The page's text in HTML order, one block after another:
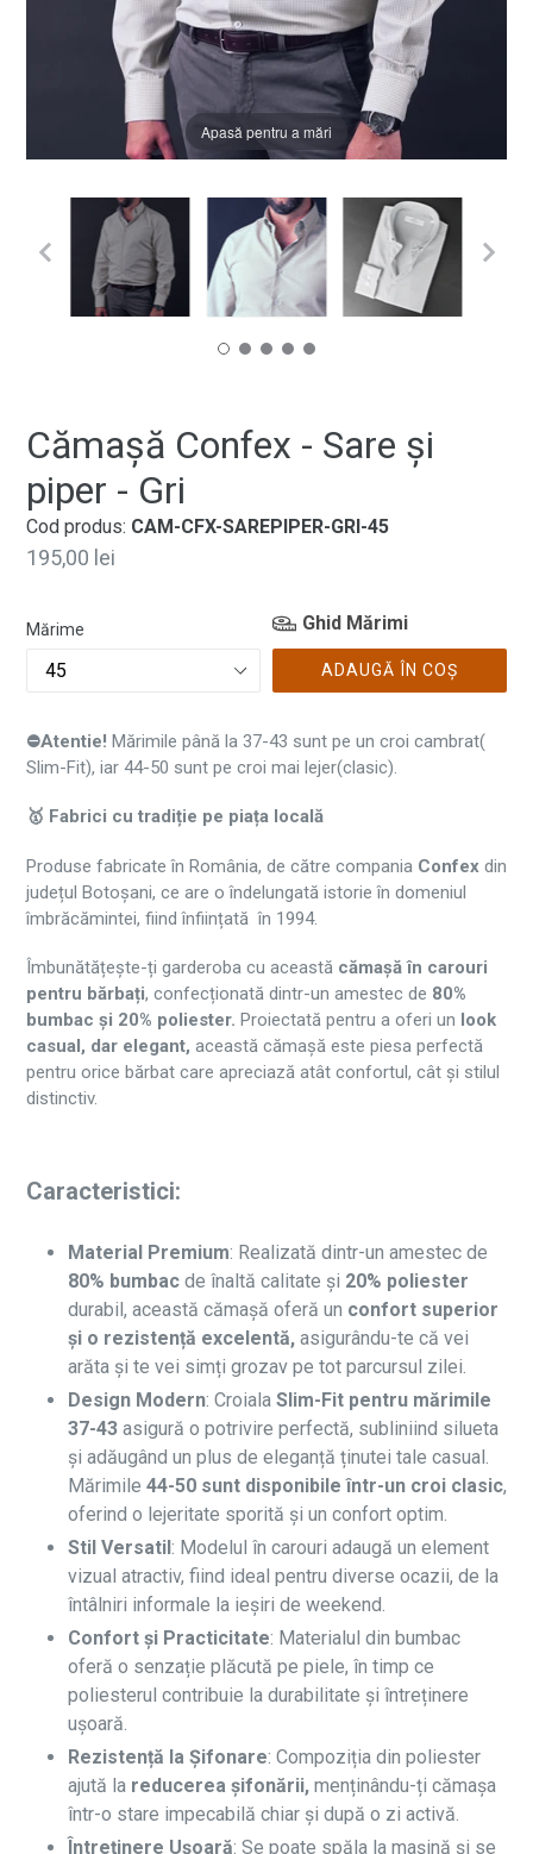
Apasă pentru a mări
Cămașă Confex - Sare și
piper - Gri
Cod produs: CAM-CFX-SAREPIPER-GRI-45
Preț
195,00 lei
Mărime Ghid Mărimi
ADAUGĂ ÎN COȘ
⛔Atentie! Mărimile până la 37-43 sunt pe un croi cambrat(
Slim-Fit), iar 44-50 sunt pe croi mai lejer(clasic).
🥇 Fabrici cu tradiție pe piața locală
Produse fabricate în România, de către compania Confex din
județul Botoșani, ce are o îndelungată istorie în domeniul
îmbrăcămintei, fiind înființată în 1994.
Îmbunătățește-ți garderoba cu această cămașă în carouri
pentru bărbați, confecționată dintr-un amestec de 80%
bumbac și 20% poliester. Proiectată pentru a oferi un look
casual, dar elegant, această cămașă este piesa perfectă
pentru orice bărbat care apreciază atât confortul, cât și stilul
distinctiv.
Caracteristici:
Material Premium: Realizată dintr-un amestec de
80% bumbac de înaltă calitate și 20% poliester
durabil, această cămașă oferă un confort superior
și o rezistență excelentă, asigurându-te că vei
arăta și te vei simți grozav pe tot parcursul zilei.
Design Modern: Croiala Slim-Fit pentru mărimile
37-43 asigură o potrivire perfectă, subliniind silueta
și adăugând un plus de eleganță ținutei tale casual.
Mărimile 44-50 sunt disponibile într-un croi clasic,
oferind o lejeritate sporită și un confort optim.
Stil Versatil: Modelul în carouri adaugă un element
vizual atractiv, fiind ideal pentru diverse ocazii, de la
întâlniri informale la ieșiri de weekend.
Confort și Practicitate: Materialul din bumbac
oferă o senzație plăcută pe piele, în timp ce
poliesterul contribuie la durabilitate și întreținere
ușoară.
Rezistență la Șifonare: Compoziția din poliester
ajută la reducerea șifonării, menținându-ți cămașa
într-o stare impecabilă chiar și după o zi activă.
Întreținere Ușoară: Se poate spăla la mașină și se